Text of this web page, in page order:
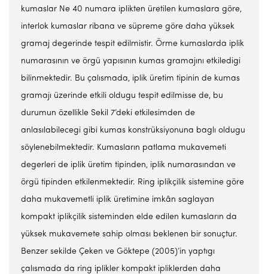
kumaslar Ne 40 numara iplikten üretilen kumaslara göre,
interlok kumaslar ribana ve süpreme göre daha yüksek
gramaj degerinde tespit edilmistir. Örme kumaslarda iplik
numarasının ve örgü yapısının kumas gramajını etkiledigi
bilinmektedir. Bu çalısmada, iplik üretim tipinin de kumas
gramajı üzerinde etkili oldugu tespit edilmisse de, bu
durumun özellikle Sekil 7’deki etkilesimden de
anlasılabilecegi gibi kumas konstrüksiyonuna baglı oldugu
söylenebilmektedir. Kumasların patlama mukavemeti
degerleri de iplik üretim tipinden, iplik numarasından ve
örgü tipinden etkilenmektedir. Ring iplikçilik sistemine göre
daha mukavemetli iplik üretimine imkân saglayan
kompakt iplikçilik sisteminden elde edilen kumasların da
yüksek mukavemete sahip olması beklenen bir sonuçtur.
Benzer sekilde Çeken ve Göktepe (2005)’in yaptıgı
çalısmada da ring iplikler kompakt ipliklerden daha